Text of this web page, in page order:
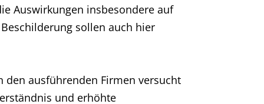
Auswirkungen insbesondere auf
sollen auch hier
den ausführenden Firmen versucht
und erhöhte